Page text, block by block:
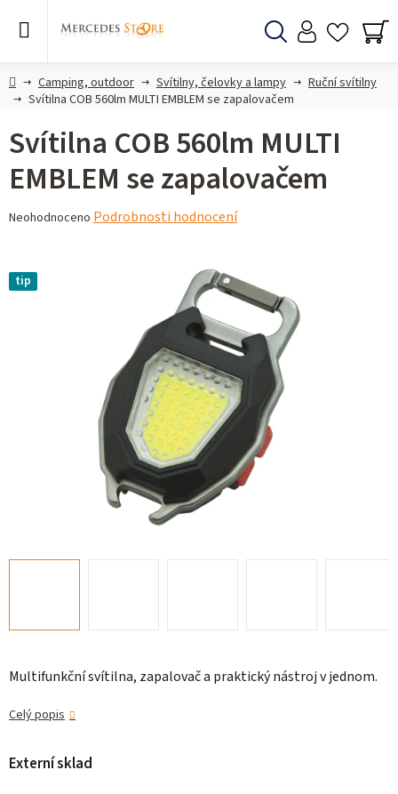
DomůCamping, outdoor Svítilny, čelovky a lampy
Ruční svítilny
Svítilna COB 560lm MULTI EMBLEM se zapalovačem
Multifunkční svítilna, zapalovač a praktický nástroj v jednom.
Celý popis
Externí sklad
Svítilna COB 560lm MULTI
EMBLEM se zapalovačem
Průměrné
je
0,0
Neohodnoceno Podrobnosti hodnocení
tip